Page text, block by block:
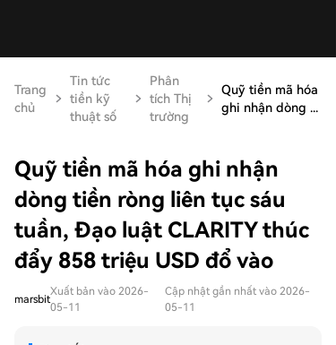
Trang
chủ
Tin tức
tiền kỹ
thuật số
Phân
tích Thị
trường
Quỹ tiền mã hóa
ghi nhận dòng ...
Quỹ tiền mã hóa ghi nhận
dòng tiền ròng liên tục sáu
tuần, Đạo luật CLARITY thúc
đẩy 858 triệu USD đổ vào
marsbit
Xuất bản vào 2026-
05-11
Cập nhật gần nhất vào 2026-
05-11